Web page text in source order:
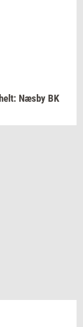
Næsby BK